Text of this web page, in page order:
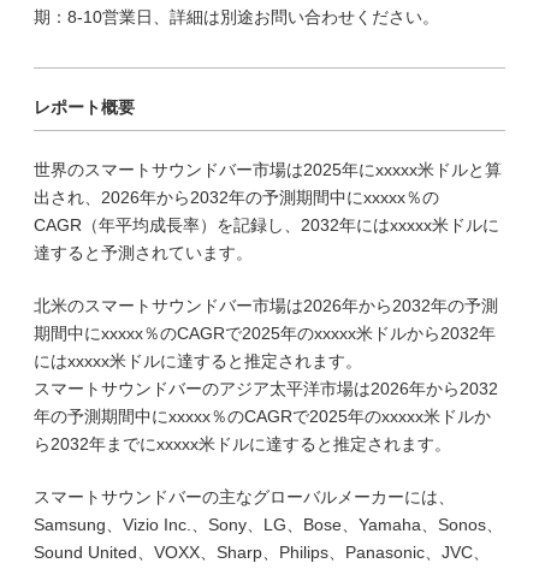
期：8-10営業日、詳細は別途お問い合わせください。
レポート概要
世界のスマートサウンドバー市場は2025年にxxxxx米ドルと算
出され、2026年から2032年の予測期間中にxxxxx％の
CAGR（年平均成長率）を記録し、2032年にはxxxxx米ドルに
達すると予測されています。
北米のスマートサウンドバー市場は2026年から2032年の予測
期間中にxxxxx％のCAGRで2025年のxxxxx米ドルから2032年
にはxxxxx米ドルに達すると推定されます。
スマートサウンドバーのアジア太平洋市場は2026年から2032
年の予測期間中にxxxxx％のCAGRで2025年のxxxxx米ドルか
ら2032年までにxxxxx米ドルに達すると推定されます。
スマートサウンドバーの主なグローバルメーカーには、
Samsung、Vizio Inc.、Sony、LG、Bose、Yamaha、Sonos、
Sound United、VOXX、Sharp、Philips、Panasonic、JVC、